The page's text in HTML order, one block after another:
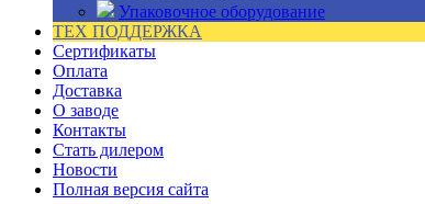
Упаковочное оборудование
ТЕХ ПОДДЕРЖКА
Сертификаты
Оплата
Доставка
О заводе
Контакты
Стать дилером
Новости
Полная версия сайта